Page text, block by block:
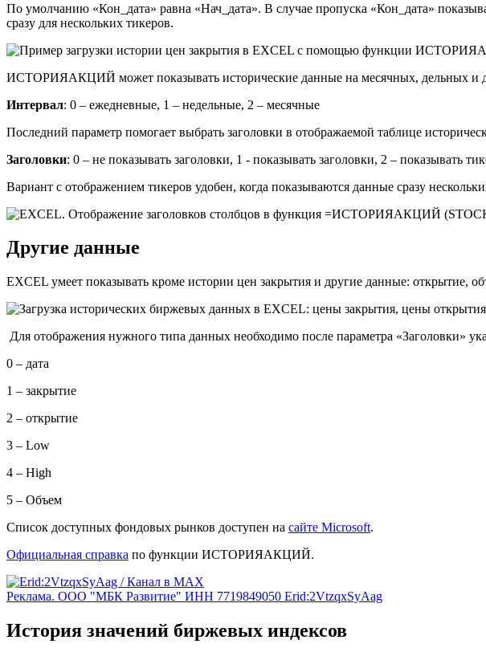
По умолчанию «Кон_дата» равна «Нач_дата». В случае пропуска «Кон_дата»
сразу для нескольких тикеров.
ИСТОРИЯАКЦИЙ может показывать исторические данные на месячных, дельных и
Интервал: 0 – ежедневные, 1 – недельные, 2 – месячные
Последний параметр помогает выбрать заголовки в отображаемой таблице
Заголовки: 0 – не показывать заголовки, 1 - показывать заголовки, 2 – показывать
Вариант с отображением тикеров удобен, когда показываются данные сразу
Другие данные
EXCEL умеет показывать кроме истории цен закрытия и другие данные: открытие,
Для отображения нужного типа данных необходимо после параметра «Заголовки»
0 – дата
1 – закрытие
2 – открытие
3 – Low
4 – High
5 – Объем
Список доступных фондовых рынков доступен на сайте Microsoft.
Официальная справка по функции ИСТОРИЯАКЦИЙ.
Реклама. ООО "МБК Развитие" ИНН 7719849050 Erid:2VtzqxSyAag
История значений биржевых индексов